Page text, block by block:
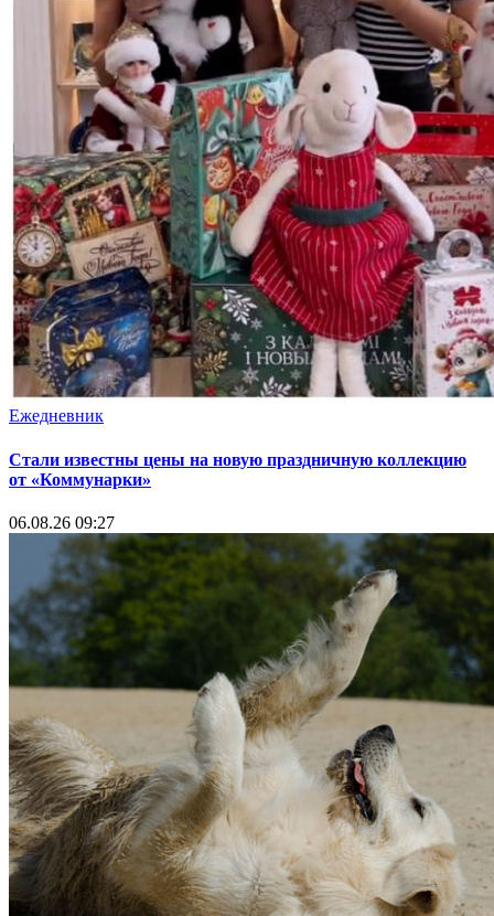
Ежедневник
Стали известны цены на новую праздничную коллекцию
от «Коммунарки»
06.08.26 09:27